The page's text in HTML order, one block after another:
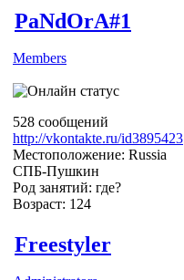
PaNdOrA#1
Members
528 сообщений
http://vkontakte.ru/id3895423
Местоположение: Russia
СПБ-Пушкин
Род занятий: где?
Возраст: 124
Freestyler